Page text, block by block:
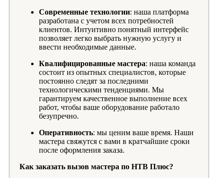
Современные технологии: наша платформа
разработана с учетом всех потребностей
клиентов. Интуитивно понятный интерфейс
позволяет легко выбрать нужную услугу и
ввести необходимые данные.
Квалифицированные мастера: наша команда
состоит из опытных специалистов, которые
постоянно следят за последними
технологическими тенденциями. Мы
гарантируем качественное выполнение всех
работ, чтобы ваше оборудование работало
безупречно.
Оперативность: мы ценим ваше время. Наши
мастера свяжутся с вами в кратчайшие сроки
после оформления заказа.
Как заказать вызов мастера по НТВ Плюс?